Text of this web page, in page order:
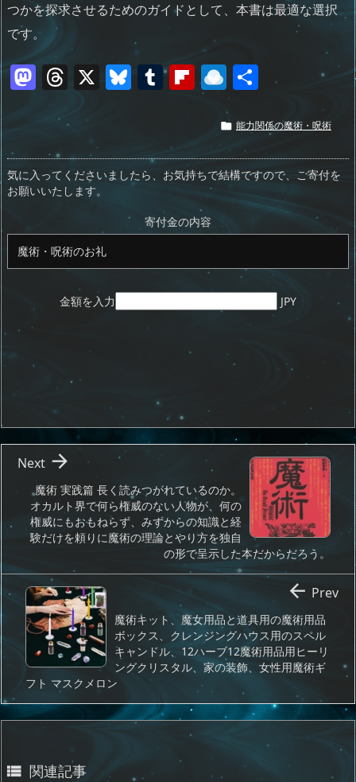
つかを探求させるためのガイドとして、本書は最適な選択
です。
M
o
d
o
n
T
re
a
d
s
X Bl
sk
y
T
bl
r
Fl
ip
o
ar
d
R
ai
n
d
ro
p.
io
共
 能力関係の魔術・呪術
気に入ってくださいましたら、お気持ちで結構ですので、ご寄付を
お願いいたします。
寄付金の内容
金額を入力 JPY
魔術 実践篇 長く読みつがれているのか。
オカルト界で何ら権威のない人物が、何の
権威にもおもねらず、みずからの知識と経
験だけを頼りに魔術の理論とやり方を独自
の形で呈示した本だからだろう。

Next
魔術キット、魔女用品と道具用の魔術用品
ボックス、クレンジングハウス用のスペル
キャンドル、12ハーブ12魔術用品用ヒーリ
ングクリスタル、家の装飾、女性用魔術ギ
フト マスクメロン
 Prev
 関連記事